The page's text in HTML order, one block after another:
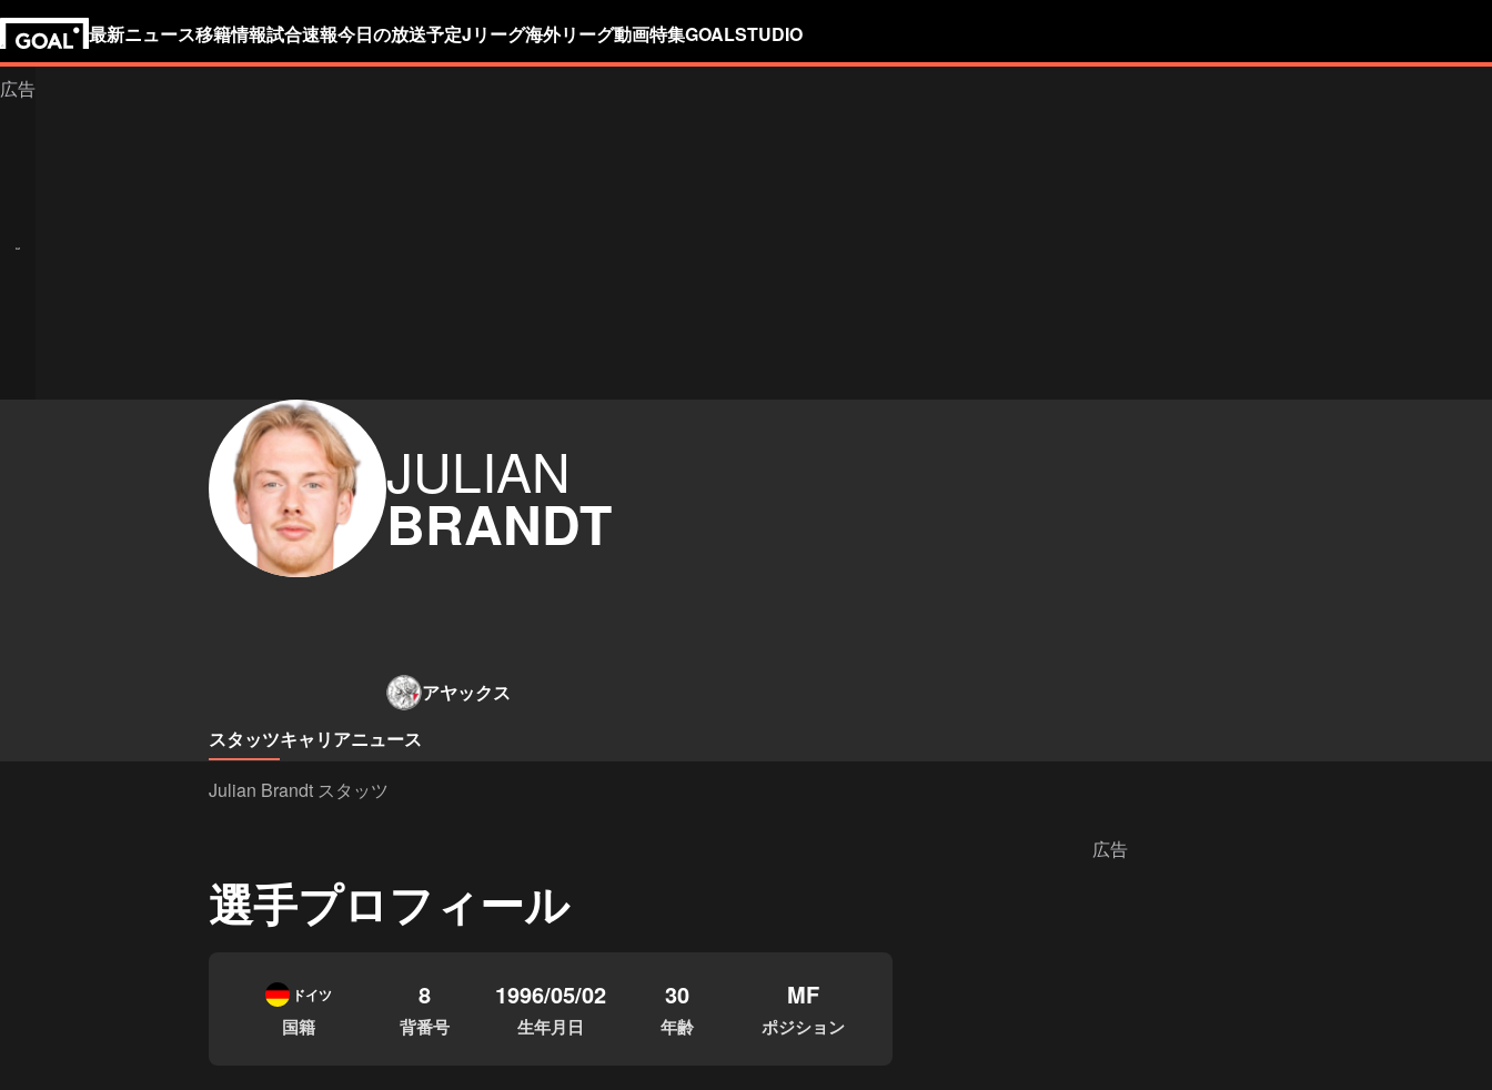
最新ニュース移籍情報試合速報今日の放送予定Jリーグ海外リーグ動画特集GOALSTUDIO
JULIAN
BRANDT
アヤックス
スタッツキャリアニュース
Julian Brandt スタッツ
選手プロフィール
ドイツ
国籍
8
背番号
1996/05/02
生年月日
30
年齢
MF
ポジション